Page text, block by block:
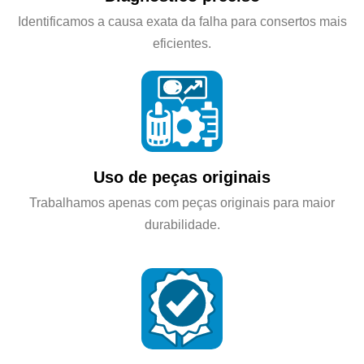
Identificamos a causa exata da falha para consertos mais
eficientes.
Uso de peças originais
Trabalhamos apenas com peças originais para maior
durabilidade.